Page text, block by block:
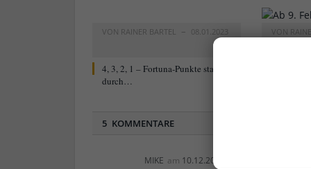
VON RAINER BARTEL
08.01.2023
4, 3, 2, 1 – Fortuna-Punkte starten
durch…
VON
5 KOMMENTARE
MIKE am 10.12.2022 13:57